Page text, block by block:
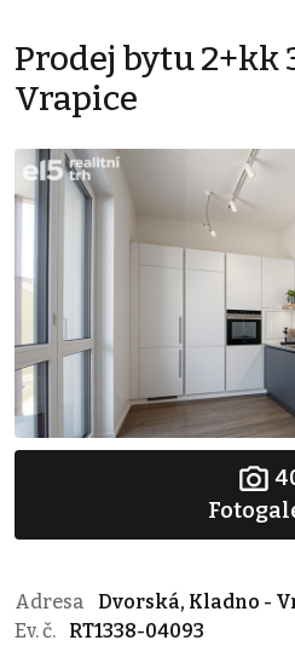
Prodej bytu 2+kk
Vrapice
Adresa
Dvorská, Kladno -
Ev. č.
RT1338-04093